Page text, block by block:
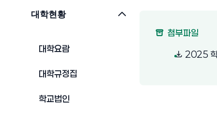
대학현황
대학요람
대학규정집
학교법인
첨부파일
2025 학